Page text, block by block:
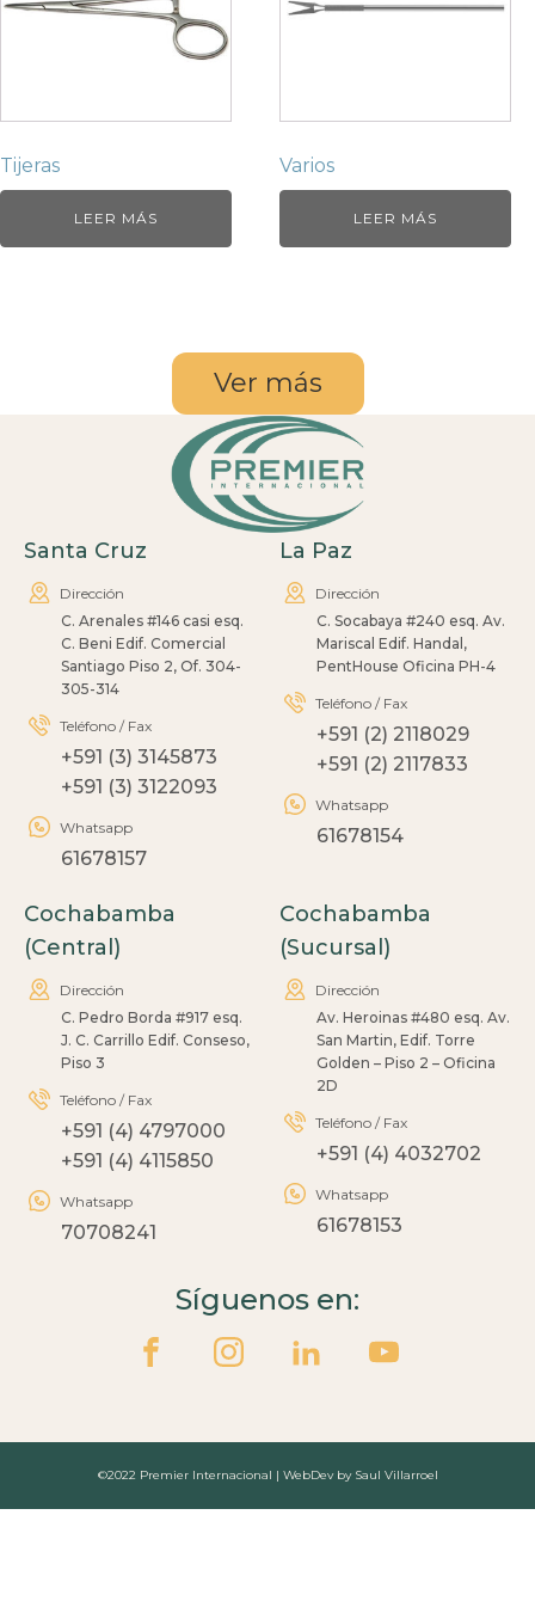
Tijeras
LEER MÁS
Varios
LEER MÁS
Ver más
Santa Cruz
Dirección
C. Arenales #146 casi esq.
C. Beni Edif. Comercial
Santiago Piso 2, Of. 304-
305-314
Teléfono / Fax
+591 (3) 3145873
+591 (3) 3122093
Whatsapp
61678157
La Paz
Dirección
C. Socabaya #240 esq. Av.
Mariscal Edif. Handal,
PentHouse Oficina PH-4
Teléfono / Fax
+591 (2) 2118029
+591 (2) 2117833
Whatsapp
61678154
Cochabamba
(Central)
Dirección
C. Pedro Borda #917 esq.
J. C. Carrillo Edif. Conseso,
Piso 3
Teléfono / Fax
+591 (4) 4797000
+591 (4) 4115850
Whatsapp
70708241
Cochabamba
(Sucursal)
Dirección
Av. Heroinas #480 esq. Av.
San Martin, Edif. Torre
Golden – Piso 2 – Oficina
2D
Teléfono / Fax
+591 (4) 4032702
Whatsapp
61678153
Síguenos en:
©2022 Premier Internacional | WebDev by Saul Villarroel